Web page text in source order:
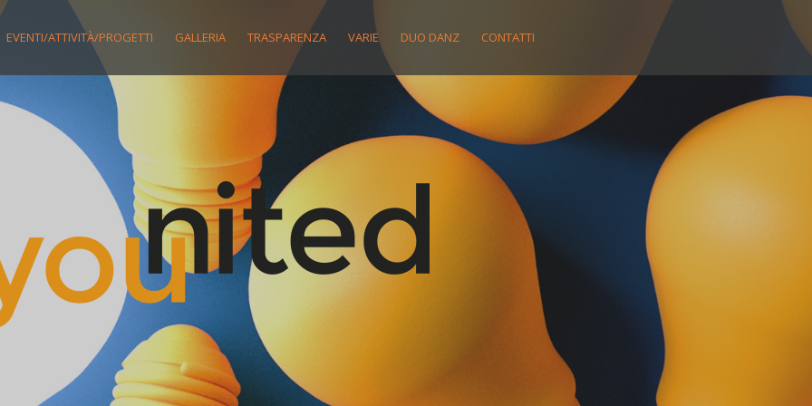
EVENTI/ATTIVITÀ/PROGETTI GALLERIA TRASPARENZA VARIE DUO DANZ CONTATTI